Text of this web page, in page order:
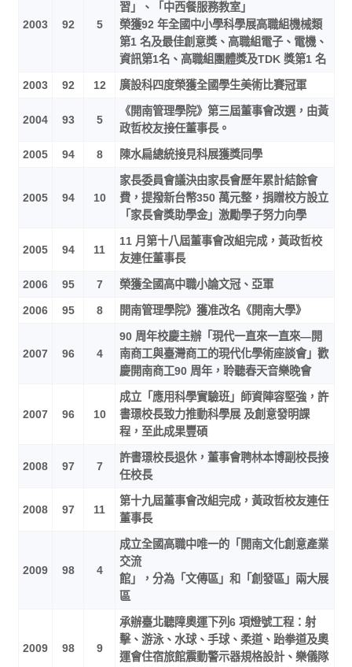
2003 92 5
習」、「中西餐服務教室」
榮獲92 年全國中小學科學展高職組機械類
第1 名及最佳創意獎、高職組電子、電機、
資訊第1名、高職組團體獎及TDK 獎第1 名
2003 92 12 廣設科四度榮獲全國學生美術比賽冠軍
2004 93 5
《開南管理學院》第三屆董事會改選，由黃
政哲校友接任董事長。
2005 94 8 陳水扁總統接見科展獲獎同學
2005 94 10
家長委員會議決由家長會歷年累計結餘會
費，提撥新台幣350 萬元整，捐贈校方設立
「家長會獎助學金」激勵學子努力向學
2005 94 11
11 月第十八屆董事會改組完成，黃政哲校
友連任董事長
2006 95 7 榮獲全國高中職小論文冠、亞軍
2006 95 8 開南管理學院》獲准改名《開南大學》
2007 96 4
90 周年校慶主辦「現代一直來一直來—開
南商工與臺灣商工的現代化學術座談會」歡
慶開南商工90 周年，聆聽春天音樂晚會
2007 96 10
成立「應用科學實驗班」師資陣容堅強，許
書璟校長致力推動科學展 及創意發明課
程，至此成果豐碩
2008 97 7
許書璟校長退休，董事會聘林本博副校長接
任校長
2008 97 11
第十九屆董事會改組完成，黃政哲校友連任
董事長
2009 98 4
成立全國高職中唯一的「開南文化創意產業
交流
館」，分為「文傳區」和「創發區」兩大展
區
2009 98 9
承辦臺北聽障奧運下列6 項燈號工程：射
擊、游泳、水球、手球、柔道、跆拳道及奧
運會住宿旅館震動警示器規格設計、樂儀隊